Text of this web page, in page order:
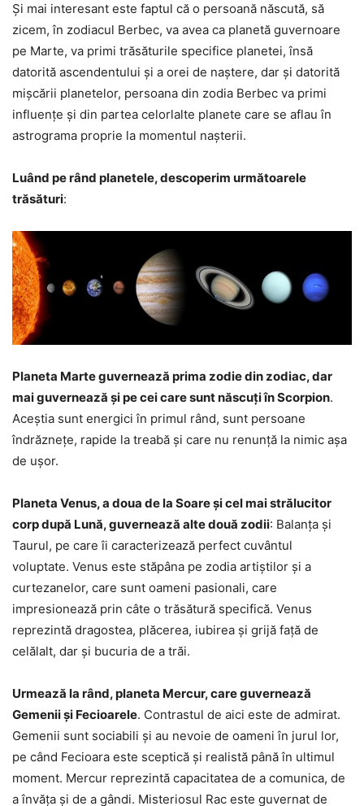
Și mai interesant este faptul că o persoană născută, să
zicem, în zodiacul Berbec, va avea ca planetă guvernoare
pe Marte, va primi trăsăturile specifice planetei, însă
datorită ascendentului și a orei de naștere, dar și datorită
mișcării planetelor, persoana din zodia Berbec va primi
influențe și din partea celorlalte planete care se aflau în
astrograma proprie la momentul nașterii.
Luând pe rând planetele, descoperim următoarele
trăsături:
Planeta Marte guvernează prima zodie din zodiac, dar
mai guvernează și pe cei care sunt născuți în Scorpion.
Aceștia sunt energici în primul rând, sunt persoane
îndrăznețe, rapide la treabă și care nu renunță la nimic așa
de ușor.
Planeta Venus, a doua de la Soare și cel mai strălucitor
corp după Lună, guvernează alte două zodii: Balanța și
Taurul, pe care îi caracterizează perfect cuvântul
voluptate. Venus este stăpâna pe zodia artiștilor și a
curtezanelor, care sunt oameni pasionali, care
impresionează prin câte o trăsătură specifică. Venus
reprezintă dragostea, plăcerea, iubirea și grijă față de
celălalt, dar și bucuria de a trăi.
Urmează la rând, planeta Mercur, care guvernează
Gemenii și Fecioarele. Contrastul de aici este de admirat.
Gemenii sunt sociabili și au nevoie de oameni în jurul lor,
pe când Fecioara este sceptică și realistă până în ultimul
moment. Mercur reprezintă capacitatea de a comunica, de
a învăța și de a gândi. Misteriosul Rac este guvernat de